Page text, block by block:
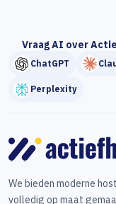
Vraag AI over
ChatGPT
Perplexity
We bieden moderne
volledig op maat